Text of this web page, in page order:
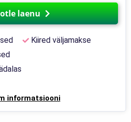
laenu
Kiired väljamakse
informatsiooni